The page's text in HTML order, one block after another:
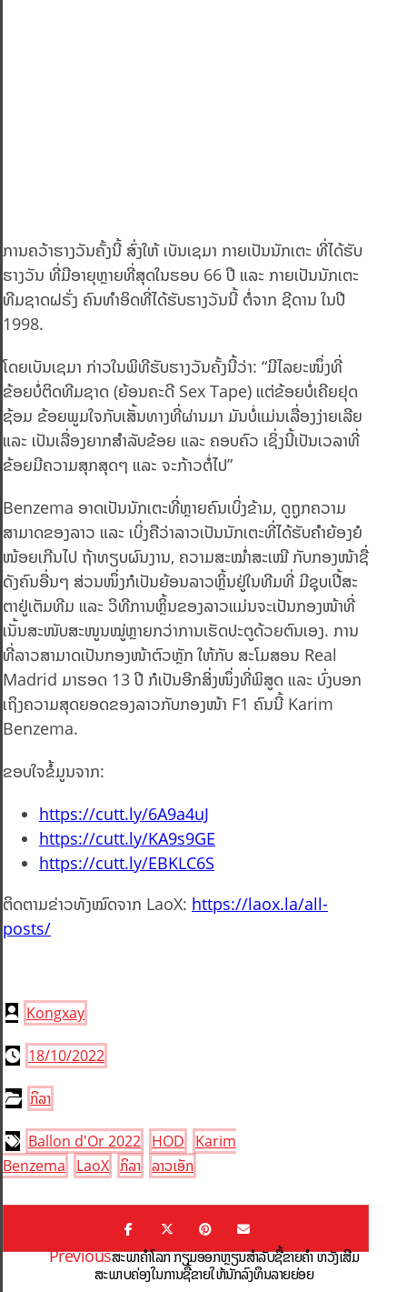
ການຄວ້າຮາງວັນຄັ້ງນີ້ ສົ່ງໃຫ້ ເບັນເຊມາ ກາຍເປັນນັກເຕະ ທີ່ໄດ້ຮັບ
ຮາງວັນ ທີ່ມີອາຍຸຫຼາຍທີ່ສຸດໃນຮອບ 66 ປີ ແລະ ກາຍເປັນນັກເຕະ
ທີມຊາດຝຣັ່ງ ຄົນທຳອິດທີ່ໄດ້ຮັບຮາງວັນນີ້ ຕໍ່ຈາກ ຊີດານ ໃນປີ
1998.
ໂດຍເບັນເຊມາ ກ່າວໃນພິທີຮັບຮາງວັນຄັ້ງນີ້ວ່າ: “ມີໄລຍະໜຶ່ງທີ່
ຂ້ອຍບໍ່ຕິດທີມຊາດ (ຍ້ອນຄະດີ Sex Tape) ແຕ່ຂ້ອຍບໍ່ເຄີຍຢຸດ
ຊ້ອມ ຂ້ອຍພູມໃຈກັບເສັ້ນທາງທີ່ຜ່ານມາ ມັນບໍ່ແມ່ນເລື່ອງງ່າຍເລີຍ
ແລະ ເປັນເລື່ອງຍາກສຳລັບຂ້ອຍ ແລະ ຄອບຄົວ ເຊິ່ງນີ້ເປັນເວລາທີ່
ຂ້ອຍມີຄວາມສຸກສຸດໆ ແລະ ຈະກ້າວຕໍ່ໄປ”
Benzema ອາດເປັນນັກເຕະທີ່ຫຼາຍຄົນເບິ່ງຂ້າມ, ດູຖູກຄວາມ
ສາມາດຂອງລາວ ແລະ ເບິ່ງຄືວ່າລາວເປັນນັກເຕະທີ່ໄດ້ຮັບຄຳຍ້ອງຍໍ
ໜ້ອຍເກີນໄປ ຖ້າທຽບຜົນງານ, ຄວາມສະໝໍ່າສະເໝີ ກັບກອງໜ້າຊື່
ດັງຄົນອື່ນໆ ສ່ວນໜຶ່ງກໍເປັນຍ້ອນລາວຫຼິ້ນຢູ່ໃນທີມທີ່ ມີຊຸບເປີ້ສະ
ຕາຢູ່ເຕັມທີມ ແລະ ວິທີການຫຼິ້ນຂອງລາວແມ່ນຈະເປັນກອງໜ້າທີ່
ເນັ້ນສະໜັບສະໜູນໝູ່ຫຼາຍກວ່າການເຮັດປະຕູດ້ວຍຕົນເອງ. ການ
ທີ່ລາວສາມາດເປັນກອງໜ້າຕົວຫຼັກ ໃຫ້ກັບ ສະໂມສອນ Real
Madrid ມາຮອດ 13 ປີ ກໍເປັນອີກສິ່ງໜຶ່ງທີ່ພິສູດ ແລະ ບົ່ງບອກ
ເຖິງຄວາມສຸດຍອດຂອງລາວກັບກອງໜ້າ F1 ຄົນນີ້ Karim
Benzema.
ຂອບໃຈຂໍ້ມູນຈາກ:
https://cutt.ly/6A9a4uJ
https://cutt.ly/KA9s9GE
https://cutt.ly/EBKLC6S
ຕິດຕາມຂ່າວທັງໝົດຈາກ LaoX: https://laox.la/all-
posts/
Kongxay
18/10/2022
ກິລາ
Ballon d'Or 2022 HOD
Karim
Benzema
LaoX ກິລາ ລາວເອັກ
Previousສະພາຄຳໂລກ ກຽມອອກຫຼຽນສຳລັບຊື້ຂາຍຄຳ ຫວັງເສີມ
ສະພາບຄ່ອງໃນການຊື້ຂາຍໃຫ້ນັກລົງທຶນລາຍຍ່ອຍ